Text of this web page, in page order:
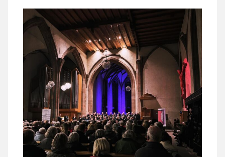
stuttgarter_oratorienchor
März 24